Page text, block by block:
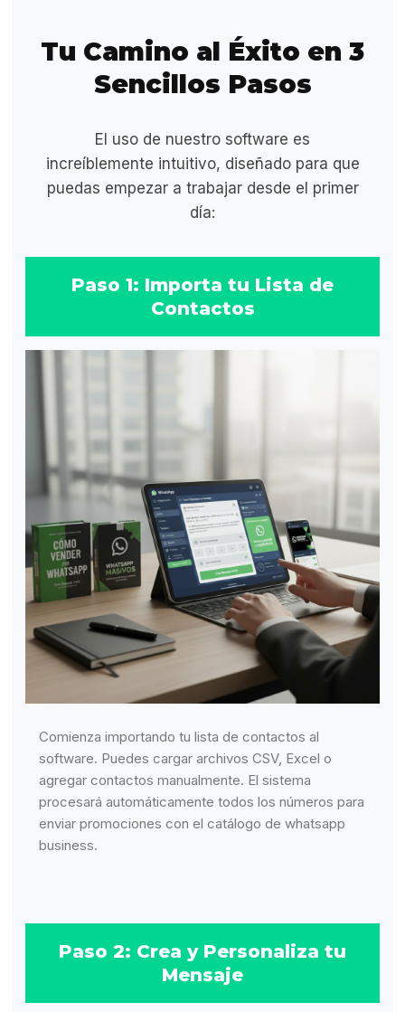
Tu Camino al Éxito en 3
Sencillos Pasos
El uso de nuestro software es
increíblemente intuitivo, diseñado para que
puedas empezar a trabajar desde el primer
día:
Paso 1: Importa tu Lista de
Contactos
Comienza importando tu lista de contactos al
software. Puedes cargar archivos CSV, Excel o
agregar contactos manualmente. El sistema
procesará automáticamente todos los números para
enviar promociones con el catálogo de whatsapp
business.
Paso 2: Crea y Personaliza tu
Mensaje